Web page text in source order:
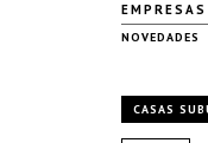
EMPRESAS
NOVEDADES
CASAS